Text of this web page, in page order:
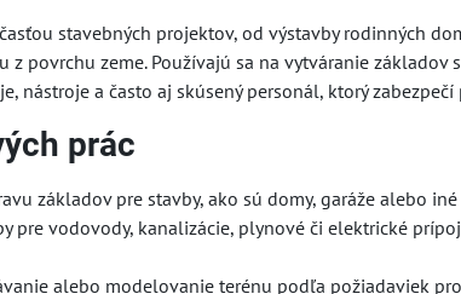
stavebných projektov, od výstavby rodinných
z povrchu zeme. Používajú sa na vytváranie
nástroje a často aj skúsený personál, ktorý
prác
základov pre stavby, ako sú domy, garáže alebo
pre vodovody, kanalizácie, plynové či elektrické
alebo modelovanie terénu podľa požiadaviek